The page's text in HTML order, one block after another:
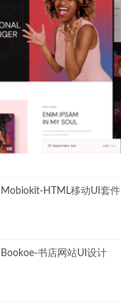
Mobiokit-HTML移动UI套件
Bookoe-书店网站UI设计